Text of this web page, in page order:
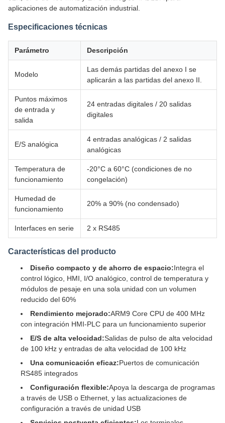
aplicaciones de automatización industrial.
Especificaciones técnicas
Parámetro Descripción
Modelo
Las demás partidas del anexo I se
aplicarán a las partidas del anexo II.
Puntos máximos
de entrada y
salida
24 entradas digitales / 20 salidas
digitales
E/S analógica
4 entradas analógicas / 2 salidas
analógicas
Temperatura de
funcionamiento
-20°C a 60°C (condiciones de no
congelación)
Humedad de
funcionamiento
20% a 90% (no condensado)
Interfaces en serie 2 x RS485
Características del producto
Diseño compacto y de ahorro de espacio:Integra el
control lógico, HMI, I/O analógico, control de temperatura y
módulos de pesaje en una sola unidad con un volumen
reducido del 60%
Rendimiento mejorado:ARM9 Core CPU de 400 MHz
con integración HMI-PLC para un funcionamiento superior
E/S de alta velocidad:Salidas de pulso de alta velocidad
de 100 kHz y entradas de alta velocidad de 100 kHz
Una comunicación eficaz:Puertos de comunicación
RS485 integrados
Configuración flexible:Apoya la descarga de programas
a través de USB o Ethernet, y las actualizaciones de
configuración a través de unidad USB